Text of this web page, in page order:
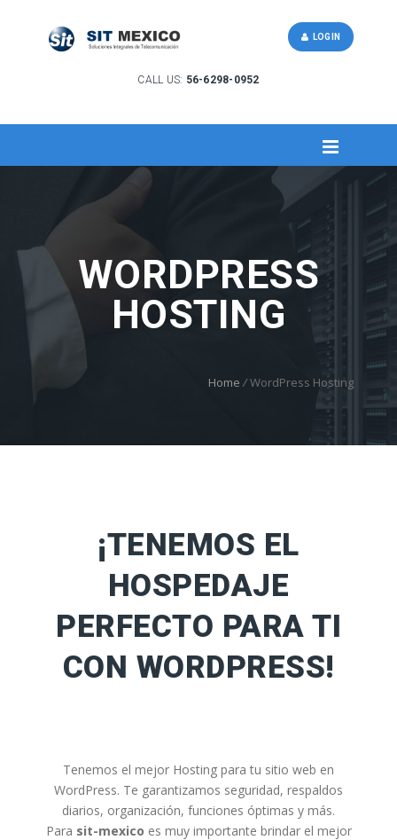
CALL US: 56-6298-0952
LOGIN
WORDPRESS
HOSTING
Home /WordPress Hosting
¡TENEMOS EL
HOSPEDAJE
PERFECTO PARA TI
CON WORDPRESS!
Tenemos el mejor Hosting para tu sitio web en
WordPress. Te garantizamos seguridad, respaldos
diarios, organización, funciones óptimas y más.
Para sit-mexico es muy importante brindar el mejor